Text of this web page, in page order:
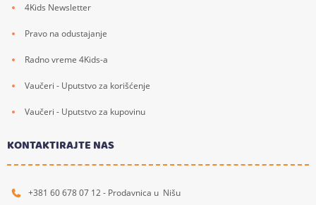
4Kids Newsletter
Pravo na odustajanje
Radno vreme 4Kids-a
Vaučeri - Uputstvo za korišćenje
Vaučeri - Uputstvo za kupovinu
KONTAKTIRAJTE NAS
+381 60 678 07 12 - Prodavnica u Nišu